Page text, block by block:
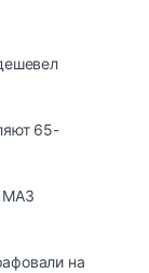
65-
МАЗ
на